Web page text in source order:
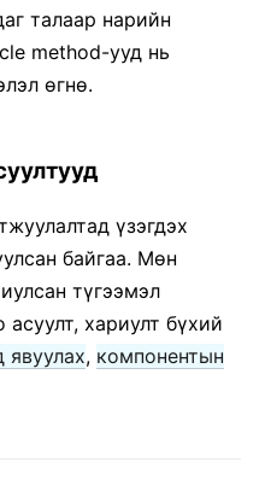
талаар нарийн
method-ууд нь
өгнө.
үзэгдэх
байгаа. Мөн
түгээмэл
хариулт бүхий
явуулах, компонентын